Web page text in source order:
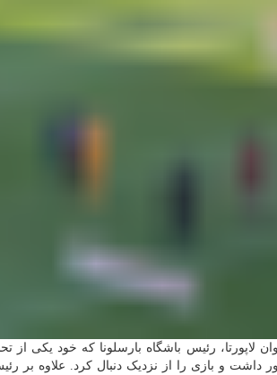
لاپورتا، رئیس باشگاه بارسلونا که خود یکی از
داشت و بازی را از نزدیک دنبال کرد. علاوه بر